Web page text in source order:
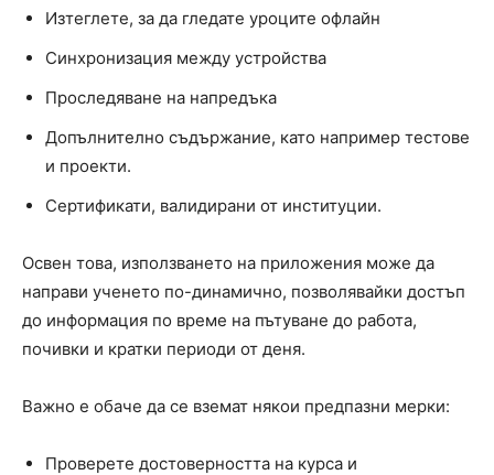
Изтеглете, за да гледате уроците офлайн
Синхронизация между устройства
Проследяване на напредъка
Допълнително съдържание, като например тестове
и проекти.
Сертификати, валидирани от институции.
Освен това, използването на приложения може да
направи ученето по-динамично, позволявайки достъп
до информация по време на пътуване до работа,
почивки и кратки периоди от деня.
Важно е обаче да се вземат някои предпазни мерки:
Проверете достоверността на курса и